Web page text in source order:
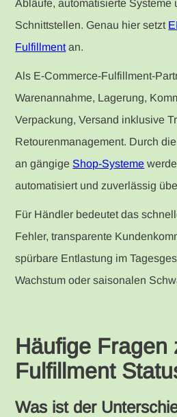
Abläufe, automatisierte Systeme
Schnittstellen. Genau hier setzt
Fulfillmentan.
Als E-Commerce-Fulfillment-
Warenannahme, Lagerung,
Verpackung, Versand inklusive
Retourenmanagement. Durch
an gängige Shop-Systeme
automatisiert und zuverlässig
Für Händler bedeutet das
Fehler, transparente
spürbare Entlastung im
Wachstum oder saisonalen
Häufige Fragen
Fulfillment
Was ist der